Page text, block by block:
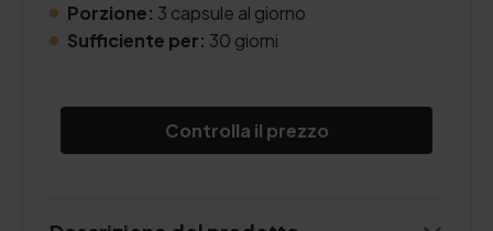
Porzione: 3 capsule al giorno
Sufficiente per: 30 giorni
Controlla il prezzo